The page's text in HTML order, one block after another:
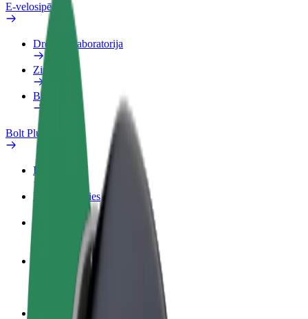
E-velosipēdi
Drošības laboratorija
Ziņot
BUJ
Bolt Plus
Ieguvumi
Kā pievienoties
Kļūsti par autovadītāju
Gūsti ieņēmumus, kā vēlies